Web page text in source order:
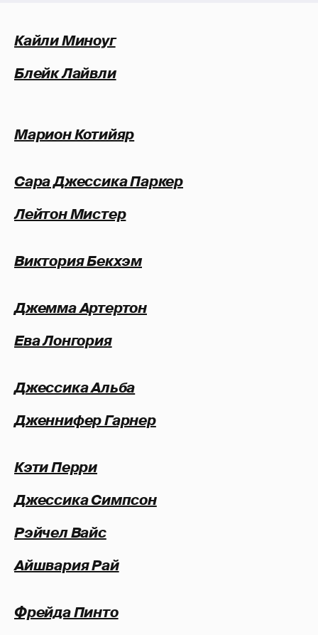
Кайли Миноуг
Блейк Лайвли
Марион Котийяр
Сара Джессика Паркер
Лейтон Мистер
Виктория Бекхэм
Джемма Артертон
Ева Лонгория
Джессика Альба
Дженнифер Гарнер
Кэти Перри
Джессика Симпсон
Рэйчел Вайс
Айшвария Рай
Фрейда Пинто